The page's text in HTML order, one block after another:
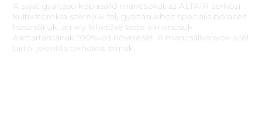
A saját gyártású kopásálló mancsokat az ALTAIR sorközi
kultivátorokra szereljük fel, gyártásukhoz speciális bóracélt
használnak, amely lehetővé tette a mancsok
élettartamának 100%-os növelését. A mancsállványok acél
tartói jelentős terhelést bírnak.